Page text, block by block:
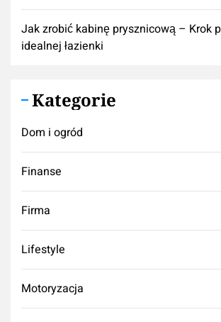
Jak zrobić kabinę prysznicową – Krok
idealnej łazienki
Kategorie
Dom i ogród
Finanse
Firma
Lifestyle
Motoryzacja